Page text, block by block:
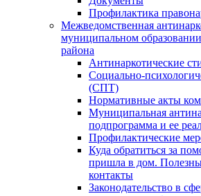
Профилактика
Межведомственная
муниципальном
района
Антинаркотические
Социально-
(СПТ)
Нормативные акты
Муниципальная
подпрограмма и ее
Профилактические
Куда обратиться за
пришла в дом.
контакты
Законодательство в